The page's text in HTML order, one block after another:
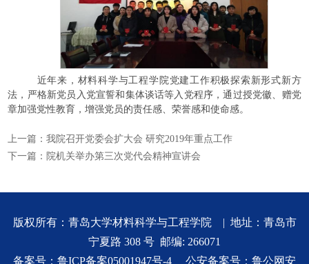
近年来，材料科学与工程学院党建工作积极探索新形式新方
法，严格新党员入党宣誓和集体谈话等入党程序，通过授党徽、赠党
章加强党性教育，增强党员的责任感、荣誉感和使命感。
上一篇：我院召开党委会扩大会 研究2019年重点工作
下一篇： 院机关举办第三次党代会精神宣讲会
版权所有：青岛大学材料科学与工程学院 | 地址：青岛市
宁夏路 308 号 邮编: 266071
备案号： 鲁ICP备案05001947号-4 公安备案号： 鲁公网安